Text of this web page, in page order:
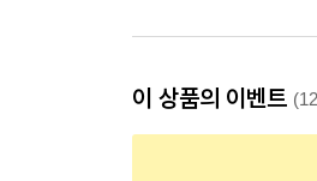
이 상품의 이벤트